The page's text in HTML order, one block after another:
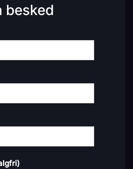
besked